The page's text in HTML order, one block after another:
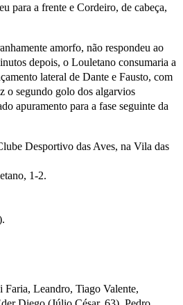
para a frente e Cordeiro, de cabeça,
amorfo, não respondeu ao
depois, o Louletano consumaria a
lateral de Dante e Fausto, com
o segundo golo dos algarvios
apuramento para a fase seguinte da
Desportivo das Aves, na Vila das
1-2.
Faria, Leandro, Tiago Valente,